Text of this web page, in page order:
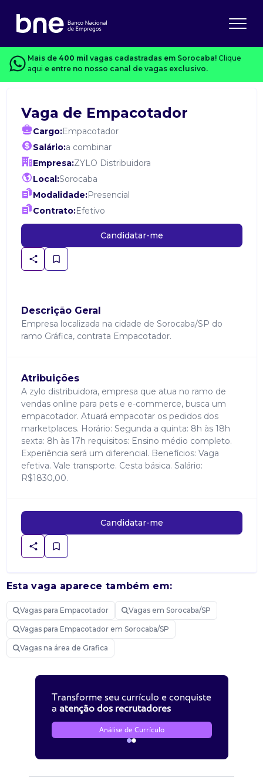
Mais de 400 mil vagas cadastradas em Sorocaba! Clique
aqui e entre no nosso canal de vagas exclusivo.
Vaga de Empacotador
Cargo:Empacotador
Salário:a combinar
Empresa:ZYLO Distribuidora
Local:Sorocaba
Modalidade:Presencial
Contrato:Efetivo
Candidatar-me
Descrição Geral
Empresa localizada na cidade de Sorocaba/SP do
ramo Gráfica, contrata Empacotador.
Atribuições
A zylo distribuidora, empresa que atua no ramo de
vendas online para pets e e-commerce, busca um
empacotador. Atuará empacotar os pedidos dos
marketplaces. Horário: Segunda a quinta: 8h às 18h
sexta: 8h às 17h requisitos: Ensino médio completo.
Experiência será um diferencial. Benefícios: Vaga
efetiva. Vale transporte. Cesta básica. Salário:
R$1830,00.
Candidatar-me
Esta vaga aparece também em:
Vagas para Empacotador Vagas em Sorocaba/SP
Vagas para Empacotador em Sorocaba/SP
Vagas na área de Grafica
Transforme seu currículo e conquiste
a atenção dos recrutadores
Análise de Currículo